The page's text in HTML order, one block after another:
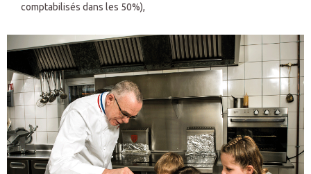
comptabilisés dans les 50%),